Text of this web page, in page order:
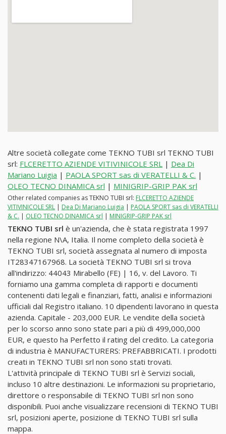
Altre società collegate come TEKNO TUBI srl TEKNO TUBI
srl: FLCERETTO AZIENDE VITIVINICOLE SRL | Dea Di
Mariano Luigia | PAOLA SPORT sas di VERATELLI & C. |
OLEO TECNO DINAMICA srl | MINIGRIP-GRIP PAK srl
Other related companies as TEKNO TUBI srl: FLCERETTO AZIENDE
VITIVINICOLE SRL | Dea Di Mariano Luigia | PAOLA SPORT sas di VERATELLI
& C. | OLEO TECNO DINAMICA srl | MINIGRIP-GRIP PAK srl
TEKNO TUBI srl è un'azienda, che è stata registrata 1997
nella regione N\A, Italia. Il nome completo della società è
TEKNO TUBI srl, società assegnata al numero di imposta
IT28347167968. La società TEKNO TUBI srl si trova
all'indirizzo: 44043 Mirabello (FE) | 16, v. del Lavoro. Ti
forniamo una gamma completa di rapporti e documenti
contenenti dati legali e finanziari, fatti, analisi e informazioni
ufficiali dal Registro italiano. 10 dipendenti lavorano in questa
azienda. Capitale - 203,000 EUR. Le vendite della società
per lo scorso anno sono state pari a più di 499,000,000
EUR, e questo ha Perfetto il rating del credito. La categoria
di industria è MANUFACTURERS: PREFABBRICATI. I prodotti
creati in TEKNO TUBI srl non sono stati trovati.
L'attività principale di TEKNO TUBI srl è Servizi sociali,
incluso 10 altre destinazioni. Le informazioni su proprietario,
direttore o responsabile di TEKNO TUBI srl non sono
disponibili. Puoi anche visualizzare recensioni di TEKNO TUBI
srl, posizioni aperte, posizione di TEKNO TUBI srl sulla
mappa.